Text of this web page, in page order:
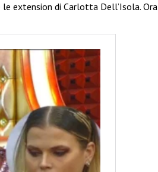
extension di Carlotta Dell’Isola. Ora